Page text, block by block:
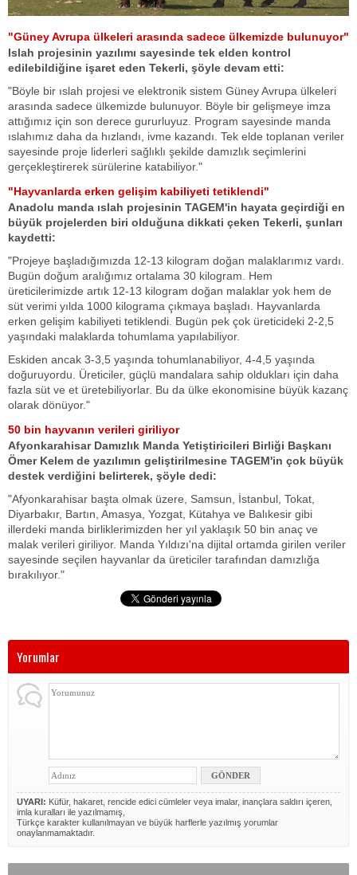
"Güney Avrupa ülkeleri arasında sadece ülkemizde bulunuyor"
Islah projesinin yazılımı sayesinde tek elden kontrol
edilebildiğine işaret eden Tekerli, şöyle devam etti:
"Böyle bir ıslah projesi ve elektronik sistem Güney Avrupa ülkeleri
arasında sadece ülkemizde bulunuyor. Böyle bir gelişmeye imza
attığımız için son derece gururluyuz. Program sayesinde manda
ıslahımız daha da hızlandı, ivme kazandı. Tek elde toplanan veriler
sayesinde proje liderleri sağlıklı şekilde damızlık seçimlerini
gerçekleştirerek sürülerine katabiliyor."
"Hayvanlarda erken gelişim kabiliyeti tetiklendi"
Anadolu manda ıslah projesinin TAGEM'in hayata geçirdiği en
büyük projelerden biri olduğuna dikkati çeken Tekerli, şunları
kaydetti:
"Projeye başladığımızda 12-13 kilogram doğan malaklarımız vardı.
Bugün doğum aralığımız ortalama 30 kilogram. Hem
üreticilerimizde artık 12-13 kilogram doğan malaklar yok hem de
süt verimi yılda 1000 kilograma çıkmaya başladı. Hayvanlarda
erken gelişim kabiliyeti tetiklendi. Bugün pek çok üreticideki 2-2,5
yaşındaki malaklarda tohumlama yapılabiliyor.
Eskiden ancak 3-3,5 yaşında tohumlanabiliyor, 4-4,5 yaşında
doğuruyordu. Üreticiler, güçlü mandalara sahip oldukları için daha
fazla süt ve et üretebiliyorlar. Bu da ülke ekonomisine büyük kazanç
olarak dönüyor."
50 bin hayvanın verileri giriliyor
Afyonkarahisar Damızlık Manda Yetiştiricileri Birliği Başkanı
Ömer Kelem de yazılımın geliştirilmesine TAGEM'in çok büyük
destek verdiğini belirterek, şöyle dedi:
"Afyonkarahisar başta olmak üzere, Samsun, İstanbul, Tokat,
Diyarbakır, Bartın, Amasya, Yozgat, Kütahya ve Balıkesir gibi
illerdeki manda birliklerimizden her yıl yaklaşık 50 bin anaç ve
malak verileri giriliyor. Manda Yıldızı'na dijital ortamda girilen veriler
sayesinde seçilen hayvanlar da üreticiler tarafından damızlığa
bırakılıyor."
Yorumlar
UYARI: Küfür, hakaret, rencide edici cümleler veya imalar, inançlara saldırı içeren,
imla kuralları ile yazılmamış,
Türkçe karakter kullanılmayan ve büyük harflerle yazılmış yorumlar
onaylanmamaktadır.